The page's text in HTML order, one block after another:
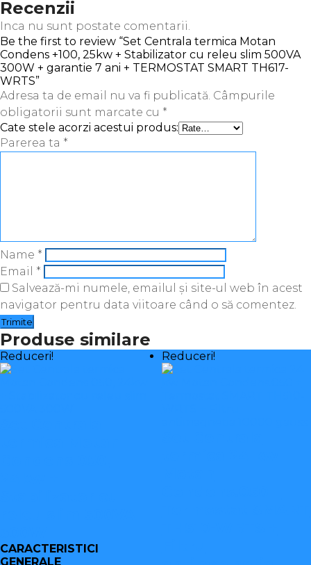
Recenzii
Inca nu sunt postate comentarii.
Be the first to review “Set Centrala termica Motan
Condens +100, 25kw + Stabilizator cu releu slim 500VA
300W + garantie 7 ani + TERMOSTAT SMART TH617-
WRTS”
Adresa ta de email nu va fi publicată. Câmpurile
obligatorii sunt marcate cu *
Cate stele acorzi acestui produs:
Parerea ta *
Name *
Email *
Salvează-mi numele, emailul și site-ul web în acest
navigator pentru data viitoare când o să comentez.
Produse similare
Reduceri!
CARACTERISTICI
GENERALE
Reduceri!